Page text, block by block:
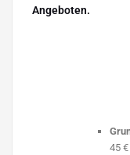
Angeboten.
45 €